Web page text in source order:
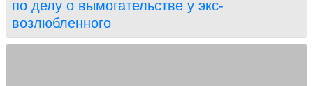
по делу о вымогательстве у экс-
возлюбленного